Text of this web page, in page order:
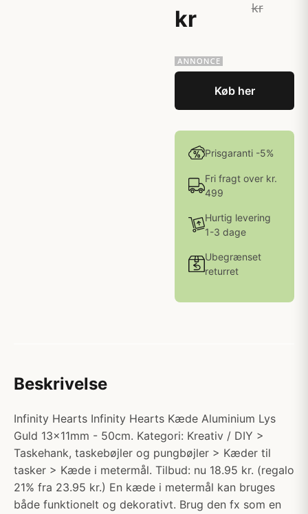
kr
kr
Køb her
Prisgaranti -5%
Fri fragt over kr.
499
Hurtig levering
1-3 dage
Ubegrænset
returret
Beskrivelse
Infinity Hearts Infinity Hearts Kæde Aluminium Lys
Guld 13x11mm - 50cm. Kategori: Kreativ / DIY >
Taskehank, taskebøjler og pungbøjler > Kæder til
tasker > Kæde i metermål. Tilbud: nu 18.95 kr. (regalo
21% fra 23.95 kr.) En kæde i metermål kan bruges
både funktionelt og dekorativt. Brug den fx som en